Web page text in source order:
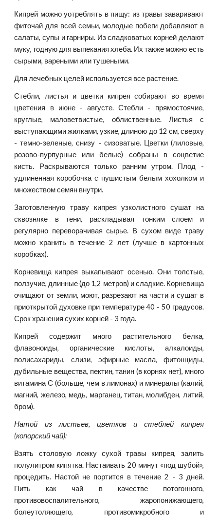
Кипрей можно уотреблять в пищу: из травы заваривают
фиточай для всей семьи, молодые побеги добавляют в
салаты, супы и гарниры. Из сладковатых корней делают
муку, годную для выпекания хлеба. Их также можно есть
сырыми, вареными или тушеными.
Для лечебных целей используется все растение.
Стебли, листья и цветки кипрея собирают во время
цветения в июне - августе. Стебли - прямостоячие,
круглые, маловетвистые, облиственные. Листья с
выступающими жилками, узкие, длиною до 12 см, сверху
- темно-зеленые, снизу - сизоватые. Цветки (лиловые,
розово-пурпурные или белые) собраны в соцветие
кисть. Раскрываются только ранним утром. Плод -
удлиненная коробочка с пушистым белым хохолком и
множеством семян внутри.
Заготовленную траву кипрея узколистного сушат на
сквозняке в тени, раскладывая тонким слоем и
регулярно переворачивая сырье. В сухом виде траву
можно хранить в течение 2 лет (лучше в картонных
коробках).
Корневища кипрея выкапывают осенью. Они толстые,
ползучие, длинные (до 1,2 метров) и сладкие. Корневища
очищают от земли, моют, разрезают на части и сушат в
приоткрытой духовке при температуре 40 - 50 градусов.
Срок хранения сухих корней - 3 года.
Кипрей содержит много растительного белка,
флавоноиды, органические кислоты, алкалоиды,
полисахариды, слизи, эфирные масла, фитонциды,
дубильные вещества, пектин, танин (в корнях нет), много
витамина С (больше, чем в лимонах) и минералы (калий,
магний, железо, медь, марганец, титан, молибден, литий,
бром).
Натой из листьев, цветков и стеблей кипрея
(копорский чай):
Взять столовую ложку сухой травы кипрея, залить
полулитром кипятка. Настаивать 20 минут «под шубой»,
процедить. Настой не портится в течение 2 - 3 дней.
Пить как чай в качестве потогонного,
противовоспалительного, жаропонижающего,
болеутоляющего, противомикробного и